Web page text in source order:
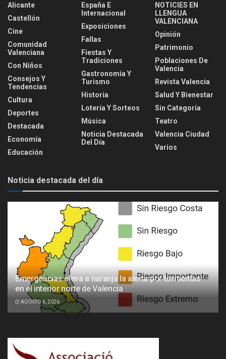
Alicante
Castellón
Cine
Comunidad
Valenciana
Con Niños
Consejos Y
Tendencias
Cultura
Deportes
Destacada
Economía
Educación
España E
Internacional
Exposiciones
Fallas
Fiestas Y
Tradiciones
Gastronomía Y
Turismo
Historia
Lotería Y Sorteos
Música
Noticia Destacada
Del Día
NOTICIES EN
LLENGUA
VALENCIANA
Opinión
Patrimonio
Poblaciones De
Valencia
Revista Valencia
Salud Y Bienestar
Sin Categoría
Teatro
Valencia Ciudad
Varios
Noticia destacada del día
Emergencias eleva a naranja la alerta por tormentas
en el interior norte de Valencia
AGOSTO 6, 2026